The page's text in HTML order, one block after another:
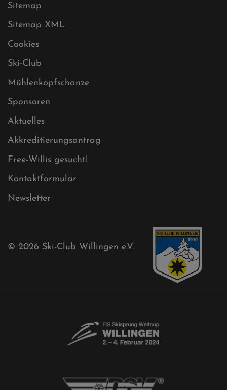
Sitemap
Sitemap XML
Cookies
Ski-Club
Mühlenkopfschanze
Sponsoren
Aktuelles
Akkreditierungsantrag
Free-Willis gesucht!
Kontaktformular
Newsletter
© 2026 Ski-Club Willingen e.V.